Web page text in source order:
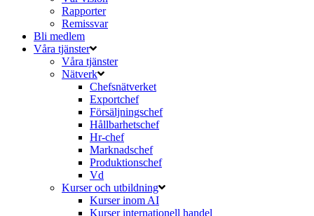
Rapporter
Remissvar
Bli medlem
Våra tjänster
Våra tjänster
Nätverk
Chefsnätverket
Exportchef
Försäljningschef
Hållbarhetschef
Hr-chef
Marknadschef
Produktionschef
Vd
Kurser och utbildning
Kurser inom AI
Kurser internationell handel